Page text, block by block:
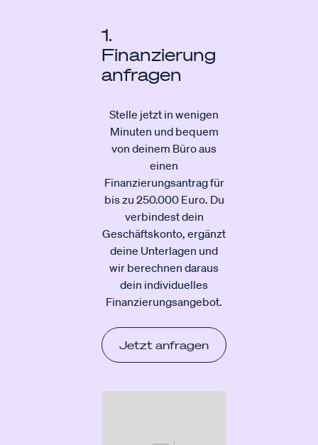
1.
Finanzierung
anfragen
Stelle jetzt in wenigen
Minuten und bequem
von deinem Büro aus
einen
Finanzierungsantrag für
bis zu 250.000 Euro. Du
verbindest dein
Geschäftskonto, ergänzt
deine Unterlagen und
wir berechnen daraus
dein individuelles
Finanzierungsangebot.
Jetzt anfragen